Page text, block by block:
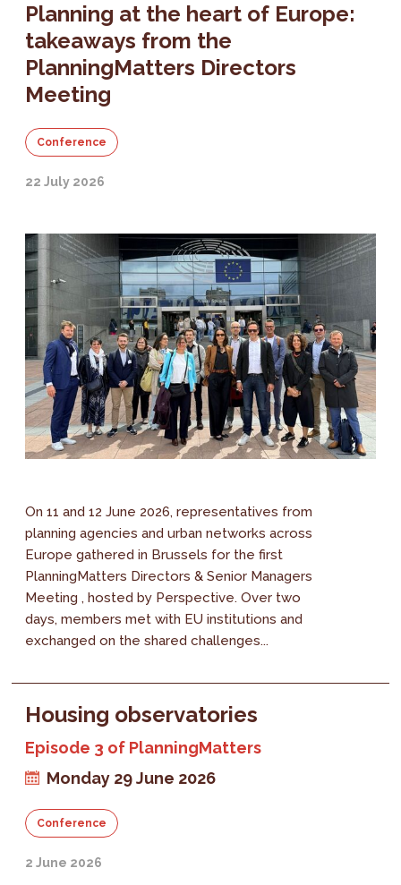
Planning at the heart of Europe:
takeaways from the
PlanningMatters Directors
Meeting
Conference
22 July 2026
On 11 and 12 June 2026, representatives from
planning agencies and urban networks across
Europe gathered in Brussels for the first
PlanningMatters Directors & Senior Managers
Meeting , hosted by Perspective. Over two
days, members met with EU institutions and
exchanged on the shared challenges...
Housing observatories
Episode 3 of PlanningMatters
Monday 29 June 2026
Conference
2 June 2026